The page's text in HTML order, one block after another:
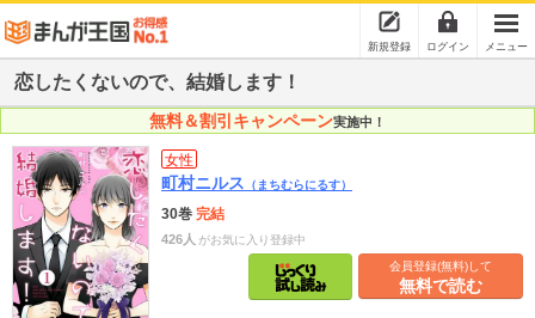
新規登録 ログイン メニュー
恋したくないので、結婚します！
無料＆割引キャンペーン実施中！
女性
町村ニルス （まちむらにるす）
30巻 完結
426人 がお気に入り登録中
会員登録(無料)して
無料で読む